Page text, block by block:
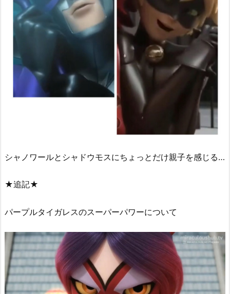
シャノワールとシャドウモスにちょっとだけ親子を感じる…
★追記★
パープルタイガレスのスーパーパワーについて